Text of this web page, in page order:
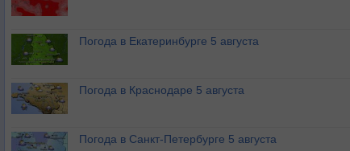
Погода в Екатеринбурге 5 августа
Погода в Краснодаре 5 августа
Погода в Санкт-Петербурге 5 августа